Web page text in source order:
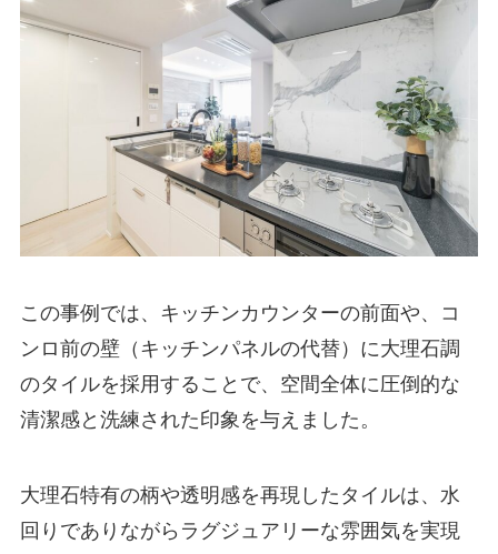
この事例では、キッチンカウンターの前面や、コ
ンロ前の壁（キッチンパネルの代替）に大理石調
のタイルを採用することで、空間全体に圧倒的な
清潔感と洗練された印象を与えました。
大理石特有の柄や透明感を再現したタイルは、水
回りでありながらラグジュアリーな雰囲気を実現